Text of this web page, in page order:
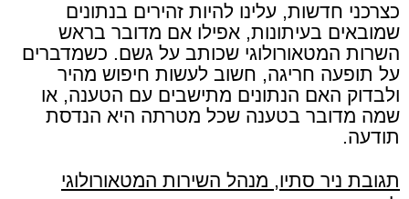
כצרכני חדשות, עלינו להיות זהירים בנתונים
שמובאים בעיתונות, אפילו אם מדובר בראש
השרות המטאורולוגי שכותב על גשם. כשמדברים
על תופעה חריגה, חשוב לעשות חיפוש מהיר
ולבדוק האם הנתונים מתישבים עם הטענה, או
שמה מדובר בטענה שכל מטרתה היא הנדסת
תודעה.
תגובת ניר סתיו, מנהל השירות המטאורולוגי